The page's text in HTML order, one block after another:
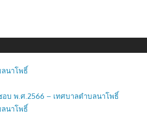
นาโพธิ์
อบ พ.ศ.2566 – เทศบาลตำบลนาโพธิ์
นาโพธิ์